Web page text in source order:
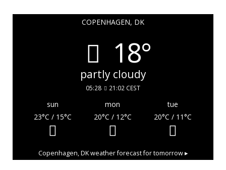
COPENHAGEN, DK
18°
partly cloudy
05:28 21:02 CEST
sun mon
tue
23°C / 15°C 20°C / 12°C 20°C / 11°C
Copenhagen, DKweather forecast for tomorrow ▸